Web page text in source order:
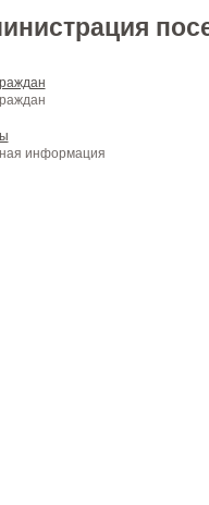
информация